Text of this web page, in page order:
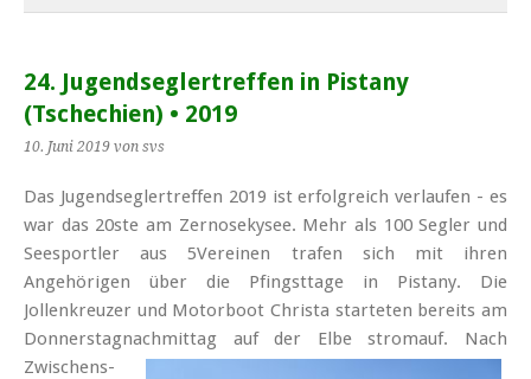
24. Jugendseglertreffen in Pistany
(Tschechien) • 2019
10. Juni 2019 von svs
Das Jugend­segler­treffen 2019 ist erfolgreich verlaufen - es
war das 20ste am Zernosekysee. Mehr als 100 Segler und
See­sportler aus 5­Vereinen trafen sich mit ihren
Angehörigen über die Pfingsttage in Pistany. Die
Jollenkreuzer und Motor­boot Christa starteten bereits am
Donners­tag­nachmittag auf der Elbe stromauf. Nach
Zwischens­